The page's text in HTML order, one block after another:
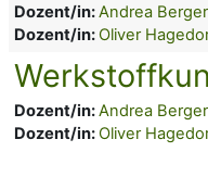
Dozent/in:Andrea
Dozent/in:Oliver
Dozent/in:Andrea
Dozent/in:Oliver